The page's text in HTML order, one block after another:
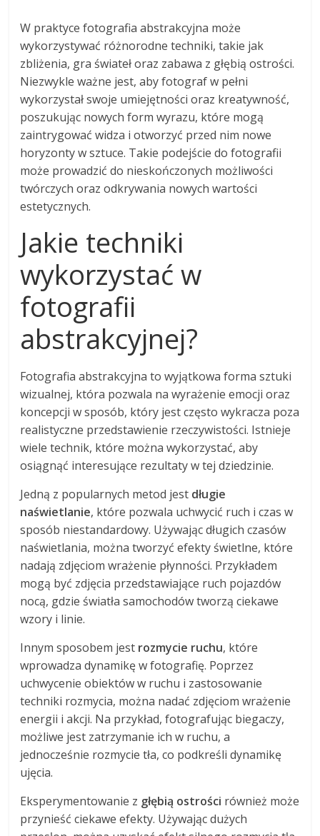
W praktyce fotografia abstrakcyjna może
wykorzystywać różnorodne techniki, takie jak
zbliżenia, gra świateł oraz zabawa z głębią ostrości.
Niezwykle ważne jest, aby fotograf w pełni
wykorzystał swoje umiejętności oraz kreatywność,
poszukując nowych form wyrazu, które mogą
zaintrygować widza i otworzyć przed nim nowe
horyzonty w sztuce. Takie podejście do fotografii
może prowadzić do nieskończonych możliwości
twórczych oraz odkrywania nowych wartości
estetycznych.
Jakie techniki
wykorzystać w
fotografii
abstrakcyjnej?
Fotografia abstrakcyjna to wyjątkowa forma sztuki
wizualnej, która pozwala na wyrażenie emocji oraz
koncepcji w sposób, który jest często wykracza poza
realistyczne przedstawienie rzeczywistości. Istnieje
wiele technik, które można wykorzystać, aby
osiągnąć interesujące rezultaty w tej dziedzinie.
Jedną z popularnych metod jest długie
naświetlanie, które pozwala uchwycić ruch i czas w
sposób niestandardowy. Używając długich czasów
naświetlania, można tworzyć efekty świetlne, które
nadają zdjęciom wrażenie płynności. Przykładem
mogą być zdjęcia przedstawiające ruch pojazdów
nocą, gdzie światła samochodów tworzą ciekawe
wzory i linie.
Innym sposobem jest rozmycie ruchu, które
wprowadza dynamikę w fotografię. Poprzez
uchwycenie obiektów w ruchu i zastosowanie
techniki rozmycia, można nadać zdjęciom wrażenie
energii i akcji. Na przykład, fotografując biegaczy,
możliwe jest zatrzymanie ich w ruchu, a
jednocześnie rozmycie tła, co podkreśli dynamikę
ujęcia.
Eksperymentowanie z głębią ostrości również może
przynieść ciekawe efekty. Używając dużych